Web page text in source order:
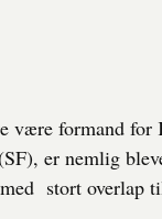
være formand for
er nemlig
stort overlap